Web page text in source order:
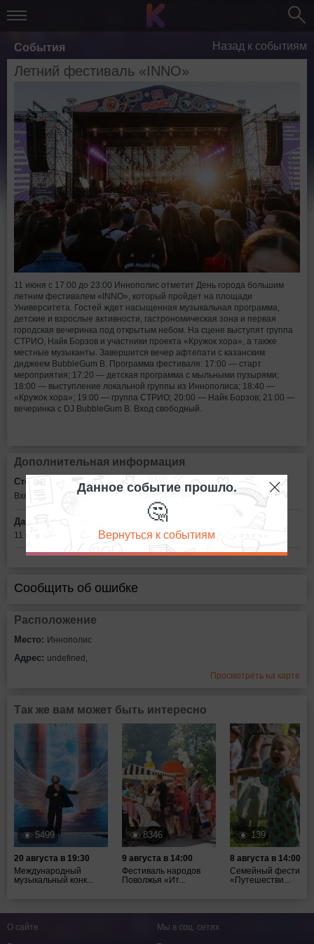
События Назад к событиям
Летний фестиваль «INNO»
11 июня с 17:00 до 23:00 Иннополис отметит День города большим
летним фестивалем «INNO», который пройдет на площади
Университета. Гостей ждет насыщенная музыкальная программа,
детские и взрослые активности, гастрономическая зона и первая
городская вечеринка под открытым небом. На сцене выступят группа
СТРИО, Найк Борзов и участники проекта «Кружок хора», а также
местные музыканты. Завершится вечер афтепати с казанским
диджеем BubbleGum B. Программа фестиваля: 17:00 — старт
мероприятия; 17:20 — детская программа с мыльными пузырями;
18:00 — выступление локальной группы из Иннополиса; 18:40 —
«Кружок хора»; 19:00 — группа СТРИО; 20:00 — Найк Борзов; 21:00 —
вечеринка с DJ BubbleGum B. Вход свободный.
Дополнительная информация
Стоимость билетов:
Вход свободный
Дата:
11 июня в 17:00
Сообщить об ошибке
Расположение
Место: Иннополис
Адрес: undefined,
Просмотреть на карте
Так же вам может быть интересно
5499
20 августа в 19:30
Международный
музыкальный конк...
8346
9 августа в 14:00
Фестиваль народов
Поволжья «Ит...
139
8 августа в 14:00
Семейный
«Путешестви...
Данное событие прошло.
🤔
Вернуться к событиям
О сайте
Мы в соц. сетях